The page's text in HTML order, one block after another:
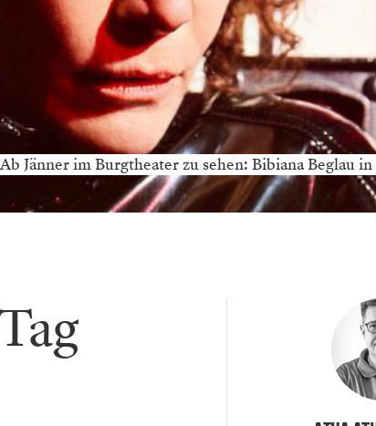
Ab Jänner im Burgtheater zu sehen: Bibiana Beglau